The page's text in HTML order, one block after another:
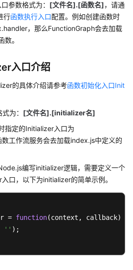
参数格式为： [文件名].[函数名]，请通
行函数执行入口配置。例如创建函数时
，那么FunctionGraph会去加载
。
入口介绍
的具体介绍请参考函数初始化入口Init
为： [文件名].[initializer名]
指定的Initializer入口为
工作流服务会去加载index.js中定义的
编写initializer逻辑，需要定义一个
口，以下为initializer的简单示例。
= function(context, callback) {
'' );